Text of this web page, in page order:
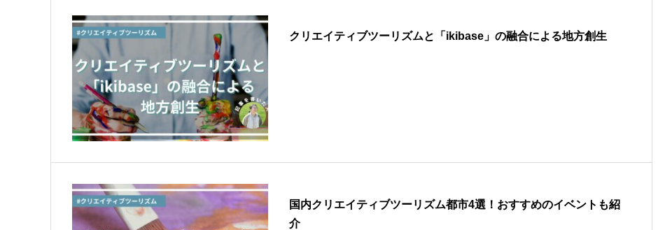
クリエイティブツーリズムと「ikibase」の融合による地方創生
国内クリエイティブツーリズム都市4選！おすすめのイベントも紹
介